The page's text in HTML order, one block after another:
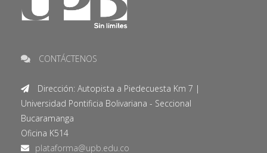
CONTÁCTENOS
Dirección: Autopista a Piedecuesta Km 7 |
Universidad Pontificia Bolivariana - Seccional
Bucaramanga
Oficina K514